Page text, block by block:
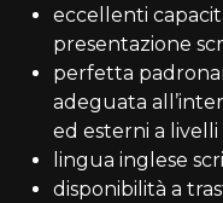
eccellenti
presentazione
perfetta
adeguata
ed esterni a livelli
lingua inglese
disponibilità a